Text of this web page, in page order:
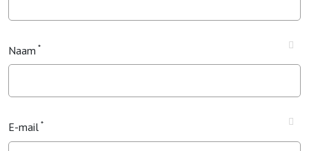
Naam
E-mail